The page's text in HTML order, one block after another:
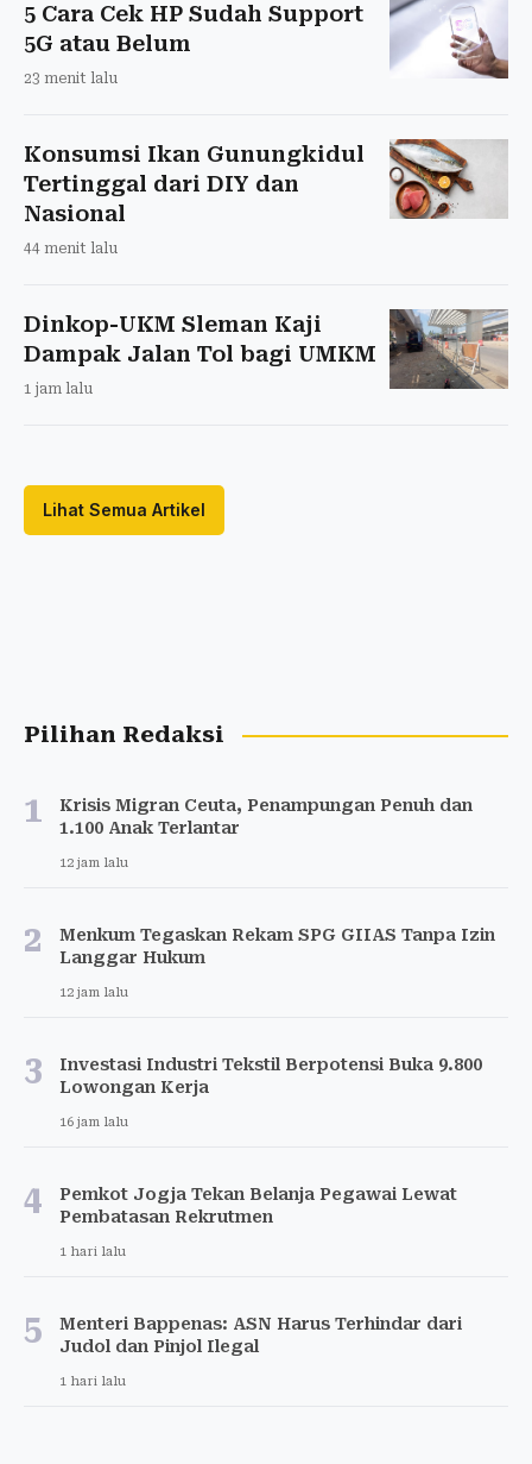
5 Cara Cek HP Sudah Support
5G atau Belum
23 menit lalu
Konsumsi Ikan Gunungkidul
Tertinggal dari DIY dan
Nasional
44 menit lalu
Dinkop-UKM Sleman Kaji
Dampak Jalan Tol bagi UMKM
1 jam lalu
Lihat Semua Artikel
Pilihan Redaksi
1
Krisis Migran Ceuta, Penampungan Penuh dan
1.100 Anak Terlantar
12 jam lalu
2
Menkum Tegaskan Rekam SPG GIIAS Tanpa Izin
Langgar Hukum
12 jam lalu
3
Investasi Industri Tekstil Berpotensi Buka 9.800
Lowongan Kerja
16 jam lalu
4
Pemkot Jogja Tekan Belanja Pegawai Lewat
Pembatasan Rekrutmen
1 hari lalu
5
Menteri Bappenas: ASN Harus Terhindar dari
Judol dan Pinjol Ilegal
1 hari lalu